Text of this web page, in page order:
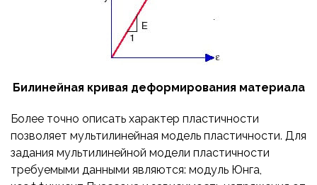
Билинейная кривая деформирования материала
Более точно описать характер пластичности
позволяет мультилинейная модель пластичности. Для
задания мультилинейной модели пластичности
требуемыми данными являются: модуль Юнга,